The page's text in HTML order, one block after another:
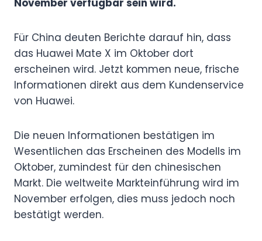
Für China deuten Berichte darauf hin, dass
das Huawei Mate X im Oktober dort
erscheinen wird. Jetzt kommen neue, frische
Informationen direkt aus dem Kundenservice
von Huawei.
Die neuen Informationen bestätigen im
Wesentlichen das Erscheinen des Modells im
Oktober, zumindest für den chinesischen
Markt. Die weltweite Markteinführung wird im
November erfolgen, dies muss jedoch noch
bestätigt werden.